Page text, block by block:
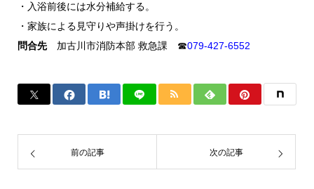
・入浴前後には水分補給する。
・家族による見守りや声掛けを行う。
問合先加古川市消防本部 救急課 ☎079-427-6552
前の記事 次の記事